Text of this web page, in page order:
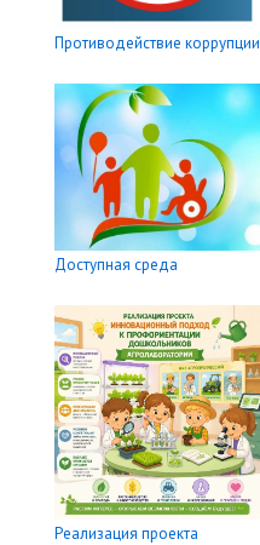
Противодействие коррупции
Доступная среда
Реализация проекта